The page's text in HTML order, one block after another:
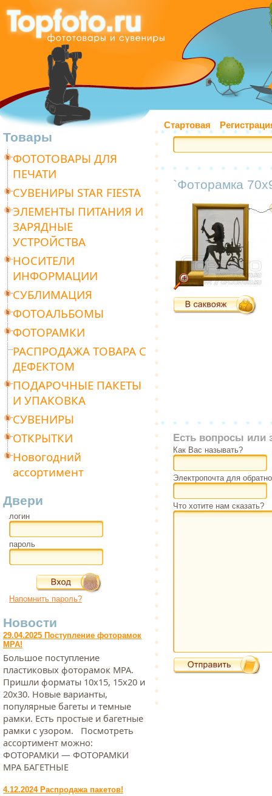
Стартовая
Товары
ФОТОТОВАРЫ ДЛЯ
ПЕЧАТИ
СУВЕНИРЫ STAR FIESTA
ЭЛЕМЕНТЫ ПИТАНИЯ И
ЗАРЯДНЫЕ
УСТРОЙСТВА
НОСИТЕЛИ
ИНФОРМАЦИИ
СУБЛИМАЦИЯ
ФОТОАЛЬБОМЫ
ФОТОРАМКИ
РАСПРОДАЖА ТОВАРА С
ДЕФЕКТОМ
ПОДАРОЧНЫЕ ПАКЕТЫ
И УПАКОВКА
СУВЕНИРЫ
ОТКРЫТКИ
Новогодний
ассортимент
Двери
логин
пароль
Напомнить пароль?
Новости
29.04.2025 Поступление фоторамок
МРА!
Большое поступление
пластиковых фоторамок МРА.
Пришли форматы 10х15, 15х20 и
20х30. Новые варианты,
популярные багеты и темные
рамки. Есть простые и багетные
рамки с узором. Посмотреть
ассортимент можно:
ФОТОРАМКИ — ФОТОРАМКИ
МРА БАГЕТНЫЕ
4.12.2024 Распродажа пакетов!
`Фоторамка
Есть вопросы или
Как Вас называть?
Электропочта для
Что хотите нам сказать?